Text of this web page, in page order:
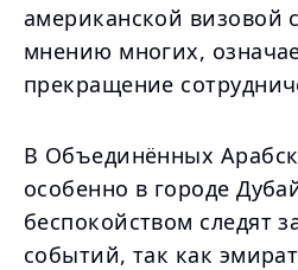
американской визовой
мнению многих,
прекращение
В Объединённых
особенно в городе
беспокойством следят
событий, так как